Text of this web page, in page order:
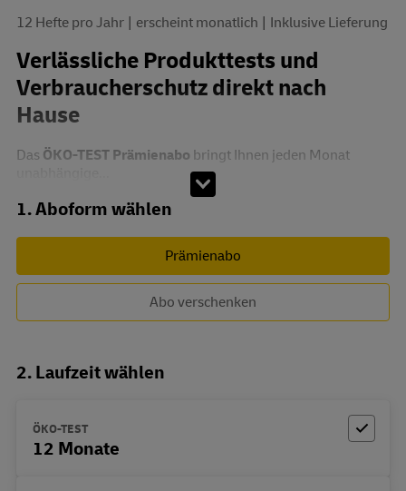
12 Hefte pro Jahr erscheint monatlich Inklusive Lieferung
Verlässliche Produkttests und
Verbraucherschutz direkt nach
Hause
Das ÖKO-TEST Prämienabo bringt Ihnen jeden Monat
Abo zusammenstellen
1. Aboform wählen
Prämienabo
Abo verschenken
2. Laufzeit wählen
ÖKO-TEST
12 Monate